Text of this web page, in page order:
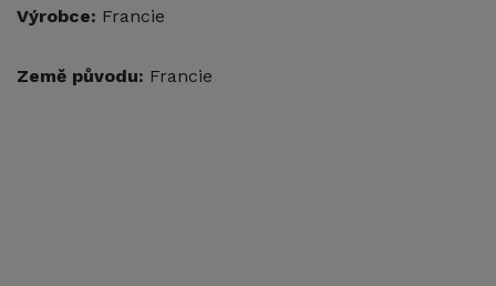
Výrobce: Francie
Země původu: Francie